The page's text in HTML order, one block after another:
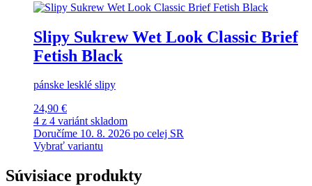
Slipy Sukrew Wet Look Classic Brief
Fetish Black
pánske lesklé slipy
24,90 €
4 z 4 variánt skladom
Doručíme 10. 8. 2026 po celej SR
Vybrať variantu
Súvisiace produkty